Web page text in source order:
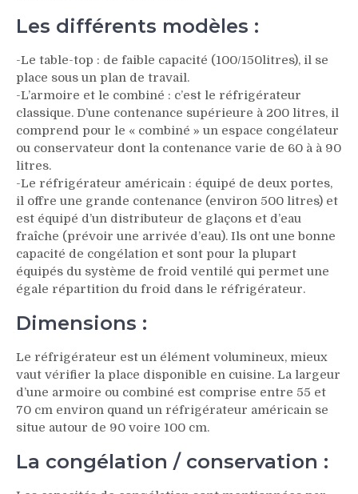
Les différents modèles :
-Le table-top : de faible capacité (100/150litres), il se
place sous un plan de travail.
-L’armoire et le combiné : c’est le réfrigérateur
classique. D’une contenance supérieure à 200 litres, il
comprend pour le « combiné » un espace congélateur
ou conservateur dont la contenance varie de 60 à à 90
litres.
-Le réfrigérateur américain : équipé de deux portes,
il offre une grande contenance (environ 500 litres) et
est équipé d’un distributeur de glaçons et d’eau
fraîche (prévoir une arrivée d’eau). Ils ont une bonne
capacité de congélation et sont pour la plupart
équipés du système de froid ventilé qui permet une
égale répartition du froid dans le réfrigérateur.
Dimensions :
Le réfrigérateur est un élément volumineux, mieux
vaut vérifier la place disponible en cuisine. La largeur
d’une armoire ou combiné est comprise entre 55 et
70 cm environ quand un réfrigérateur américain se
situe autour de 90 voire 100 cm.
La congélation / conservation :